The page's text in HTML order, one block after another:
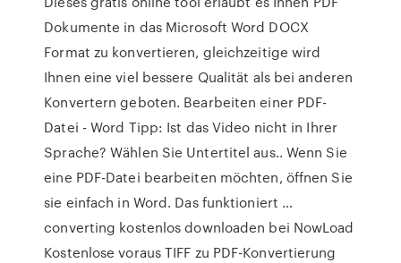
Dokumente in das Microsoft Word DOCX
Format zu konvertieren, gleichzeitige wird
Ihnen eine viel bessere Qualität als bei anderen
Konvertern geboten. Bearbeiten einer PDF-
Datei - Word Tipp: Ist das Video nicht in Ihrer
Sprache? Wählen Sie Untertitel aus.. Wenn Sie
eine PDF-Datei bearbeiten möchten, öffnen Sie
sie einfach in Word. Das funktioniert …
converting kostenlos downloaden bei NowLoad
Kostenlose voraus TIFF zu PDF-Konvertierung